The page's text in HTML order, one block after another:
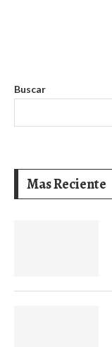
Buscar
Mas Reciente